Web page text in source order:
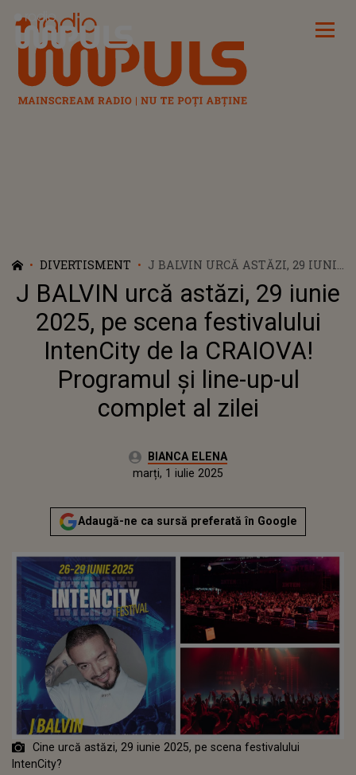
Radio Impuls
DIVERTISMENT
J BALVIN URCĂ ASTĂZI, 29 IUNIE
2025, PE SCENA FESTIVALULUI
INTENCITY DE LA CRAIOVA!
PROGRAMUL ȘI LINE-UP-UL
COMPLET AL ZILEI
J BALVIN urcă astăzi, 29 iunie
2025, pe scena festivalului
IntenCity de la CRAIOVA!
Programul și line-up-ul
complet al zilei
Autor:BIANCA ELENA
Actualizat:
marți, 1 iulie 2025
Adaugă-ne ca sursă preferată în Google
Cine urcă astăzi, 29 iunie 2025, pe scena festivalului
IntenCity?